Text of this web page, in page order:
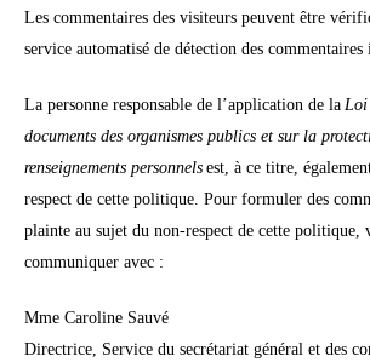
Les commentaires des visiteurs peuvent être
service automatisé de détection des commentaires
La personne responsable de l’application de la Loi
documents des organismes publics et sur la
renseignements personnels est, à ce titre,
respect de cette politique. Pour formuler des
plainte au sujet du non-respect de cette politique,
communiquer avec :
Mme Caroline Sauvé
Directrice, Service du secrétariat général et des